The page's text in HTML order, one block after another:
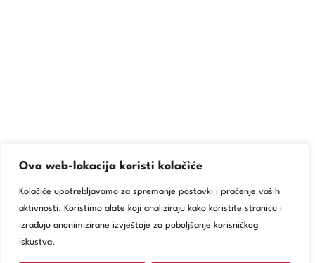
Ova web-lokacija koristi kolačiće
Kolačiće upotrebljavamo za spremanje postavki i praćenje vaših
aktivnosti. Koristimo alate koji analiziraju kako koristite stranicu i
izrađuju anonimizirane izvještaje za poboljšanje korisničkog
iskustva.